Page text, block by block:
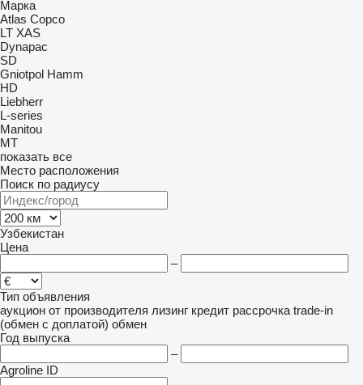
Марка
Atlas Copco
LT XAS
Dynapac
SD
Gniotpol Hamm
HD
Liebherr
L-series
Manitou
MT
показать все
Место расположения
Поиск по радиусу
Узбекистан
Цена
–
Тип объявления
аукцион от производителя лизинг кредит рассрочка trade-in
(обмен с доплатой) обмен
Год выпуска
–
Agroline ID